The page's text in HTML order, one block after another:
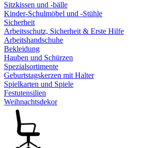
Sitzkissen und -bälle
Kinder-Schulmöbel und -Stühle
Sicherheit
Arbeitsschutz, Sicherheit & Erste Hilfe
Arbeitshandschuhe
Bekleidung
Hauben und Schürzen
Spezialsortimente
Geburtstagskerzen mit Halter
Spielkarten und Spiele
Festutensilien
Weihnachtsdekor